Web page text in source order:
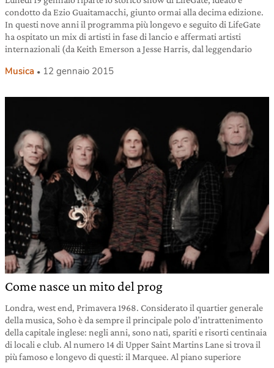
condotto da Ezio Guaitamacchi, giunto ormai alla decima edizione.
In questi nove anni il programma più longevo e seguito di LifeGate
ha ospitato un mix di artisti in fase di lancio e affermati artisti
internazionali (da Keith Emerson a Jesse Harris, dal leggendario
Musica 12 gennaio 2015
Come nasce un mito del prog
Londra, west end, Primavera 1968. Considerato il quartier generale
della musica, Soho è da sempre il principale polo d’intrattenimento
della capitale inglese: negli anni, sono nati, spariti e risorti centinaia
di locali e club. Al numero 14 di Upper Saint Martins Lane si trova il
più famoso e longevo di questi: il Marquee. Al piano superiore